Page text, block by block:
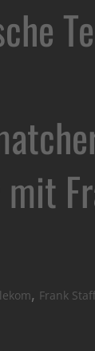
, Frank